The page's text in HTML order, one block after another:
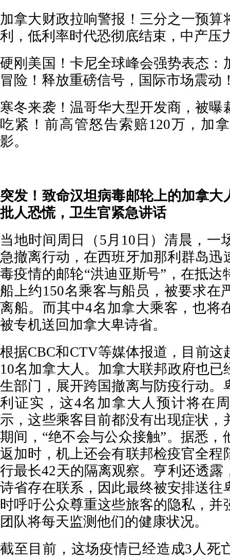
加拿大财政拉响警报！三分之一预算
利，低利率时代恐彻底结束，中产压
硬刚美国！卡尼全球峰会强势表态：
冒险！释放重磅信号，国际市场震动
寒冬来袭！温哥华大型开发商，被曝
吃紧！前高管怒告索赔120万，加
影。
突发！致命汉坦病毒邮轮上的加拿大
批人恐慌，卫生官紧急讲话
当地时间周日（5月10日）清晨，一
急撤离行动，在西班牙加那利群岛迅
毒疫情的邮轮“洪迪亚斯号”，在抵达
船上约150名乘客与船员，被要求在
离船。而其中4名加拿大乘客，也将
被专机送回加拿大卑诗省。
根据CBC和CTV等媒体报道，目前这
10名加拿大人。加拿大联邦政府也已
生部门，展开跨国撤离与防疫行动。
利证实，这4名加拿大人预计将在
示，这些乘客目前都没有出现症状，
期间，“绝不会与公众接触”。据悉，
返加时，机上还会有联邦检疫官全程
行最长42天的隔离观察。亨利还透露
诗省存在联系，因此最终被安排送往
时呼吁公众尊重这些旅客的隐私，并
团队将每天监测他们的健康状况。
截至目前，这场疫情已经造成3人死